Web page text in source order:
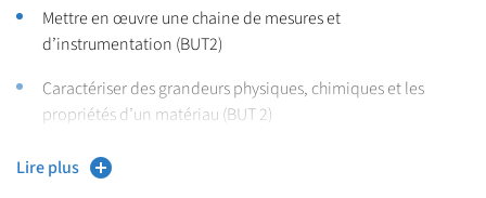
solutions durables et innovantes dans le cadre de projets
industriels, de laboratoires de recherche ou d’organismes de
maîtrise de la consommation énergétique et des impacts sur
mesure couvrant un large spectre de connaissances : chimie
Mettre en œuvre une chaine de mesures et
d’instrumentation (BUT2)
Caractériser des grandeurs physiques, chimiques et les
propriétés d’un matériau (BUT 2)
Définir un cahier des charges de mesures dans une
démarche environnementale (BUT 2 et 3)
Lire plus